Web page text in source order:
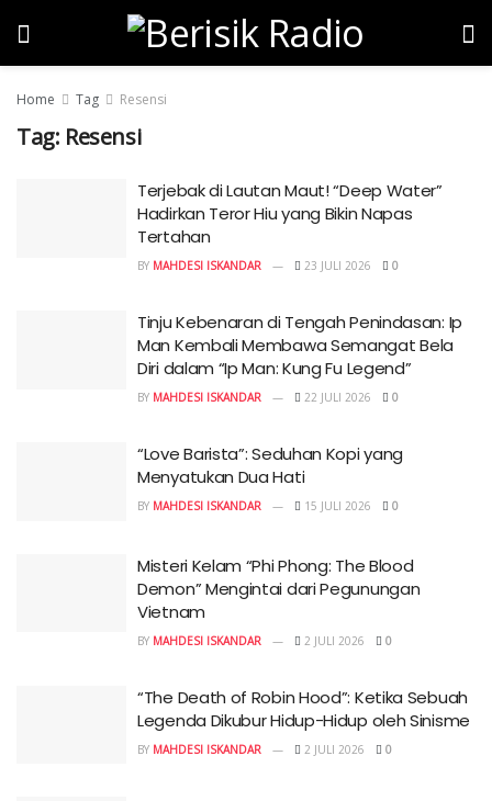
Home Tag Resensi
Tag: Resensi
Terjebak di Lautan Maut! “Deep Water”
Hadirkan Teror Hiu yang Bikin Napas
Tertahan
BY MAHDESI ISKANDAR 23 JULI 2026 0
Tinju Kebenaran di Tengah Penindasan: Ip
Man Kembali Membawa Semangat Bela
Diri dalam “Ip Man: Kung Fu Legend”
BY MAHDESI ISKANDAR 22 JULI 2026 0
“Love Barista”: Seduhan Kopi yang
Menyatukan Dua Hati
BY MAHDESI ISKANDAR 15 JULI 2026 0
Misteri Kelam “Phi Phong: The Blood
Demon” Mengintai dari Pegunungan
Vietnam
BY MAHDESI ISKANDAR 2 JULI 2026 0
“The Death of Robin Hood”: Ketika Sebuah
Legenda Dikubur Hidup-Hidup oleh Sinisme
BY MAHDESI ISKANDAR 2 JULI 2026 0